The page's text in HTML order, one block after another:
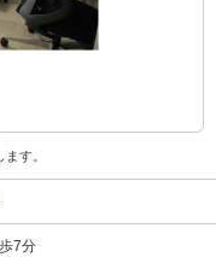
す。
7分